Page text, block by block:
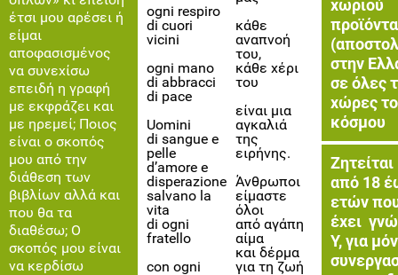
έτσι μου αρέσει ή
είμαι
αποφασισμένος
να συνεχίσω
επειδή η γραφή
με εκφράζει και
με ηρεμεί; Ποιος
είναι ο σκοπός
μου από την
διάθεση των
βιβλίων αλλά και
που θα τα
διαθέσω; Ο
σκοπός μου είναι
να κερδίσω
ogni respiro
di cuori
vicini
ogni mano
di abbracci
di pace
Uomini
di sangue e
pelle
d’amore e
disperazione
salvano la
vita
di ogni
fratello
con ogni
κάθε
αναπνοή
του,
κάθε χέρι
του
είναι μια
αγκαλιά
της
ειρήνης.
Άνθρωποι
είμαστε
όλοι
από αγάπη
αίμα
και δέρμα
για τη ζωή
χωριού
προϊόντα
στην
σε όλες
χώρες
κόσμου
από 18
ετών
έχει
Υ, για